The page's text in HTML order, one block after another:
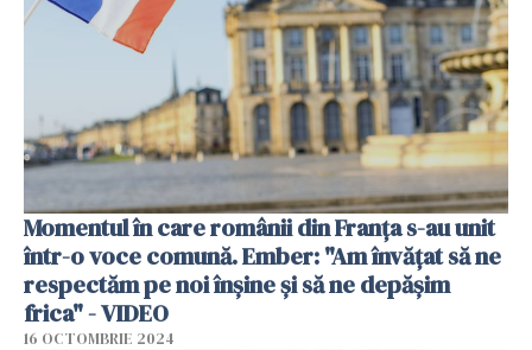
Momentul în care românii din Franța s-au unit
într-o voce comună. Ember: "Am învățat să ne
respectăm pe noi înșine și să ne depășim
frica" - VIDEO
16 OCTOMBRIE 2024